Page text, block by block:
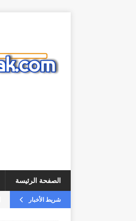
الصفحة الرئيسة
شريط الأخبار